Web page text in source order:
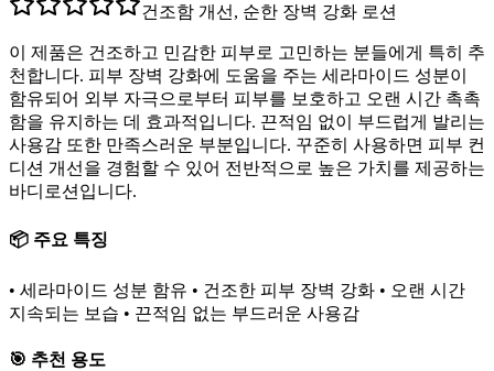
건조함 개선, 순한 장벽 강화 로션
이 제품은 건조하고 민감한 피부로 고민하는 분들에게 특히 추
천합니다. 피부 장벽 강화에 도움을 주는 세라마이드 성분이
함유되어 외부 자극으로부터 피부를 보호하고 오랜 시간 촉촉
함을 유지하는 데 효과적입니다. 끈적임 없이 부드럽게 발리는
사용감 또한 만족스러운 부분입니다. 꾸준히 사용하면 피부 컨
디션 개선을 경험할 수 있어 전반적으로 높은 가치를 제공하는
바디로션입니다.
📦 주요 특징
• 세라마이드 성분 함유 • 건조한 피부 장벽 강화 • 오랜 시간
지속되는 보습 • 끈적임 없는 부드러운 사용감
🎯 추천 용도